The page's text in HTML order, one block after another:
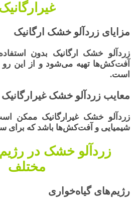
مزایای زردآلو خشک ارگانیک
زردآلو خشک ارگانیک بدون
آفت‌کش‌ها تهیه می‌شود و از این
است.
معایب زردآلو خشک غیرارگانیک
زردآلو خشک غیرارگانیک ممکن
شیمیایی و آفت‌کش‌ها باشد که برای
زردآلو خشک در
مختلف
رژیم‌های گیاه‌خواری